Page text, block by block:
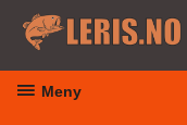
innholdet
Meny